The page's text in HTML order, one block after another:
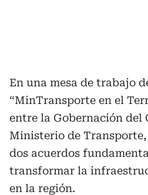
En una mesa de trabajo
“MinTransporte en el
entre la Gobernación del
Ministerio de
dos acuerdos
transformar la
en la región.